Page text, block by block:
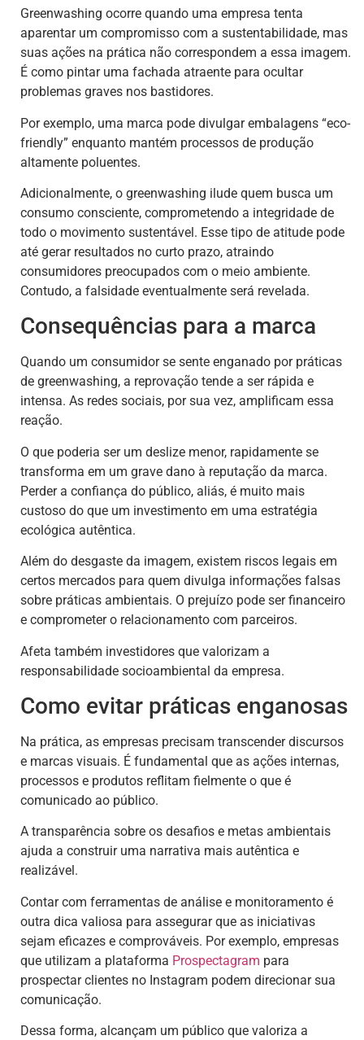
Greenwashing ocorre quando uma empresa tenta
aparentar um compromisso com a sustentabilidade, mas
suas ações na prática não correspondem a essa imagem.
É como pintar uma fachada atraente para ocultar
problemas graves nos bastidores.
Por exemplo, uma marca pode divulgar embalagens “eco-
friendly” enquanto mantém processos de produção
altamente poluentes.
Adicionalmente, o greenwashing ilude quem busca um
consumo consciente, comprometendo a integridade de
todo o movimento sustentável. Esse tipo de atitude pode
até gerar resultados no curto prazo, atraindo
consumidores preocupados com o meio ambiente.
Contudo, a falsidade eventualmente será revelada.
Consequências para a marca
Quando um consumidor se sente enganado por práticas
de greenwashing, a reprovação tende a ser rápida e
intensa. As redes sociais, por sua vez, amplificam essa
reação.
O que poderia ser um deslize menor, rapidamente se
transforma em um grave dano à reputação da marca.
Perder a confiança do público, aliás, é muito mais
custoso do que um investimento em uma estratégia
ecológica autêntica.
Além do desgaste da imagem, existem riscos legais em
certos mercados para quem divulga informações falsas
sobre práticas ambientais. O prejuízo pode ser financeiro
e comprometer o relacionamento com parceiros.
Afeta também investidores que valorizam a
responsabilidade socioambiental da empresa.
Como evitar práticas enganosas
Na prática, as empresas precisam transcender discursos
e marcas visuais. É fundamental que as ações internas,
processos e produtos reflitam fielmente o que é
comunicado ao público.
A transparência sobre os desafios e metas ambientais
ajuda a construir uma narrativa mais autêntica e
realizável.
Contar com ferramentas de análise e monitoramento é
outra dica valiosa para assegurar que as iniciativas
sejam eficazes e comprováveis. Por exemplo, empresas
que utilizam a plataforma Prospectagram para
prospectar clientes no Instagram podem direcionar sua
comunicação.
Dessa forma, alcançam um público que valoriza a